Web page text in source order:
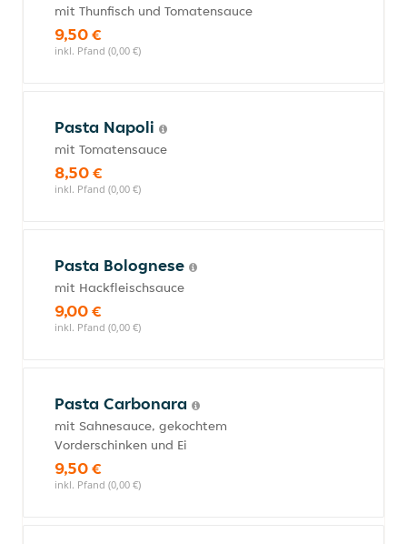
mit Thunfisch und Tomatensauce
9,50 €
inkl. Pfand (0,00 €)
Pasta Napoli
mit Tomatensauce
8,50 €
inkl. Pfand (0,00 €)
Pasta Bolognese
mit Hackfleischsauce
9,00 €
inkl. Pfand (0,00 €)
Pasta Carbonara
mit Sahnesauce, gekochtem
Vorderschinken und Ei
9,50 €
inkl. Pfand (0,00 €)